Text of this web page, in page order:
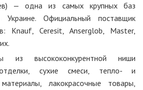
— одна из самых крупных баз
Украине. Официальный поставщик
Knauf, Ceresit, Anserglob, Master,
из высококонкурентной ниши
сухие смеси, тепло- и
материалы, лакокрасочные товары,